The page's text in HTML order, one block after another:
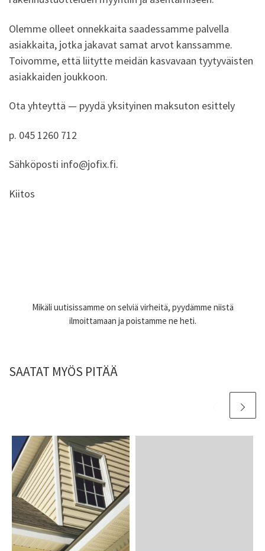
Olemme olleet onnekkaita saadessamme palvella
asiakkaita, jotka jakavat samat arvot kanssamme.
Toivomme, että liitytte meidän kasvavaan tyytyväisten
asiakkaiden joukkoon.
Ota yhteyttä — pyydä yksityinen maksuton esittely
p. 045 1260 712
Sähköposti info@jofix.fi.
Kiitos
Mikäli uutisissamme on selviä virheitä, pyydämme niistä
ilmoittamaan ja poistamme ne heti.
SAATAT MYÖS PITÄÄ